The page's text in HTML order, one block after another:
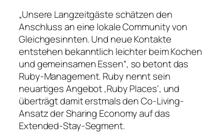
„Unsere Langzeitgäste schätzen den
Anschluss an eine lokale Community von
Gleichgesinnten. Und neue Kontakte
entstehen bekanntlich leichter beim Kochen
und gemeinsamen Essen“, so betont das
Ruby-Management. Ruby nennt sein
neuartiges Angebot ‚Ruby Places‘, und
überträgt damit erstmals den Co-Living-
Ansatz der Sharing Economy auf das
Extended-Stay-Segment.